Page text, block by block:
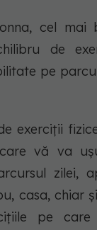
cel mai
de
pe
exerciții
vă va
zilei,
casa, chiar
pe